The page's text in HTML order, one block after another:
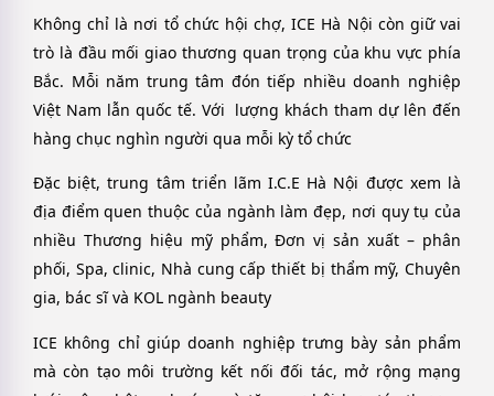
Không chỉ là nơi tổ chức hội chợ, ICE Hà Nội còn giữ vai
trò là đầu mối giao thương quan trọng của khu vực phía
Bắc. Mỗi năm trung tâm đón tiếp nhiều doanh nghiệp
Việt Nam lẫn quốc tế. Với lượng khách tham dự lên đến
hàng chục nghìn người qua mỗi kỳ tổ chức
Đặc biệt, trung tâm triển lãm I.C.E Hà Nội được xem là
địa điểm quen thuộc của ngành làm đẹp, nơi quy tụ của
nhiều Thương hiệu mỹ phẩm, Đơn vị sản xuất – phân
phối, Spa, clinic, Nhà cung cấp thiết bị thẩm mỹ, Chuyên
gia, bác sĩ và KOL ngành beauty
ICE không chỉ giúp doanh nghiệp trưng bày sản phẩm
mà còn tạo môi trường kết nối đối tác, mở rộng mạng